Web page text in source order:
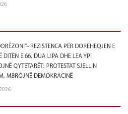
REZISTENCA PËR DORËHEQJEN E
DITËN E 66, DUA LIPA DHE LEA YPI
QYTETARËT: PROTESTAT SJELLIN
MBROJNË DEMOKRACINË